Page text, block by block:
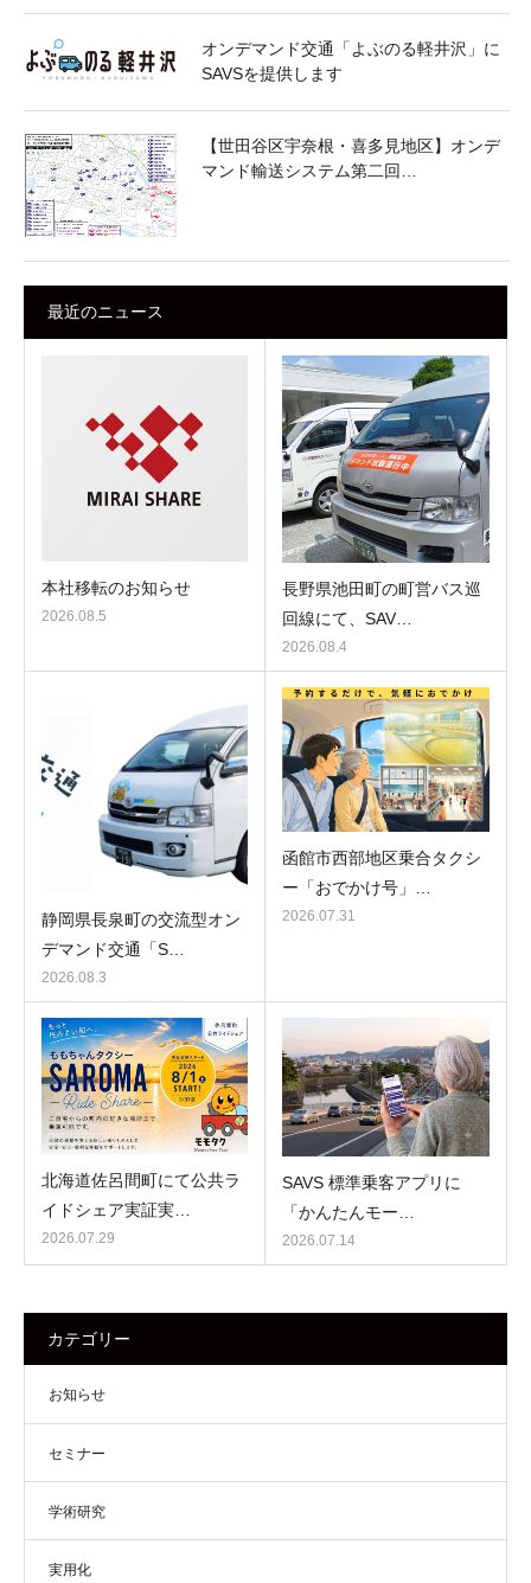
オンデマンド交通「よぶのる軽井沢」に
SAVSを提供します
【世田谷区宇奈根・喜多見地区】オンデ
マンド輸送システム第二回…
最近のニュース
本社移転のお知らせ
2026.08.5
長野県池田町の町営バス巡
回線にて、SAV…
2026.08.4
静岡県長泉町の交流型オン
デマンド交通「S…
2026.08.3
函館市西部地区乗合タクシ
ー「おでかけ号」…
2026.07.31
北海道佐呂間町にて公共ラ
イドシェア実証実…
2026.07.29
SAVS 標準乗客アプリに
「かんたんモー…
2026.07.14
カテゴリー
お知らせ
セミナー
学術研究
実用化